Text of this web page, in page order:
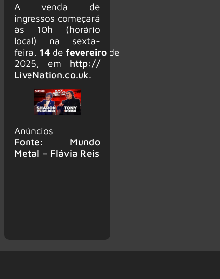
A venda de
ingressos começará
às 10h (horário
local) na sexta-
feira, 14 de fevereiro de
2025, em http://
LiveNation.co.uk
Anúncios
Fonte: Mundo
Metal – Flávia Reis